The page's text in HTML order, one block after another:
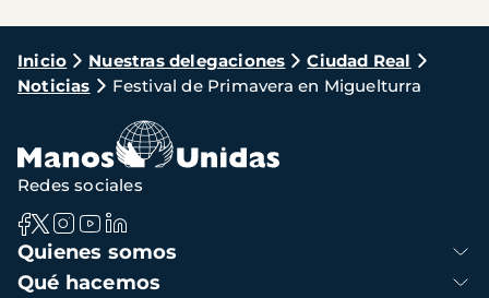
Ruta
de
navegación
Inicio Nuestras delegaciones
Ciudad Real
Noticias
Festival de Primavera en Miguelturra
Navegación
principal
Quienes somos
Qué hacemos
Redes sociales